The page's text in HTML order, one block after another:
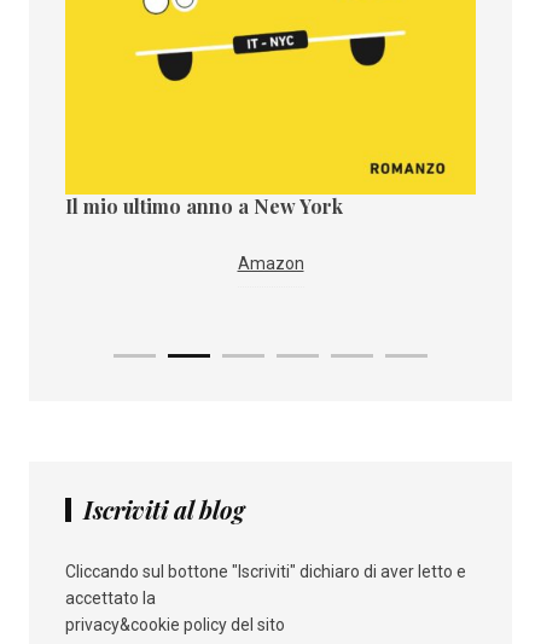
Il mio ultimo anno a New York
Amazon
Iscriviti al blog
Cliccando sul bottone "Iscriviti" dichiaro di aver letto e
accettato la
privacy&cookie policy del sito